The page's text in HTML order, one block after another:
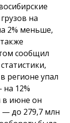
на
2% меньше,
сообщил
регионе упал
на 12%
в июне он
— до 279,7 млн